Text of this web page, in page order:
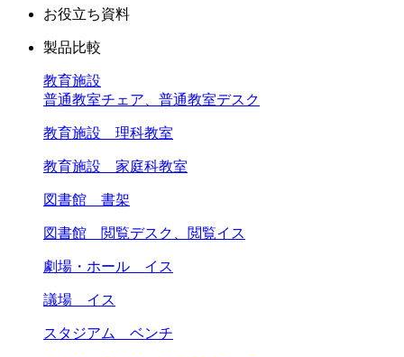
お役立ち資料
製品比較
教育施設
普通教室チェア、普通教室デスク
教育施設 理科教室
教育施設 家庭科教室
図書館 書架
図書館 閲覧デスク、閲覧イス
劇場・ホール イス
議場 イス
スタジアム ベンチ